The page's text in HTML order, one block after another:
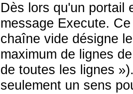
Dès lors qu'un portail
message Execute.
chaîne vide désigne
maximum de lignes
de toutes les lignes »
seulement un sens